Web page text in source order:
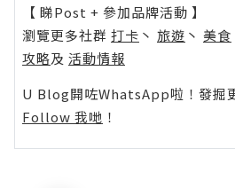
【 睇Post + 參加品牌活動 】
瀏覽更多社群 打卡 丶 旅遊 丶 美食
攻略及 活動情報
U Blog開咗WhatsApp啦！發掘
Follow 我哋 ！